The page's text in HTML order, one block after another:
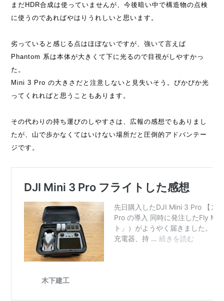
まだHDR合成は使っていませんが、今後暗い中で構造物の点検
に使うのであればやはりうれしいと思います。
劣っていると感じる点はほぼないですが、強いて言えば
Phantom 系は本体が大きくて下に光るので目視がしやすかっ
た。
Mini 3 Pro の大きさだと注意しないと見失いそう。ぴかぴか光
ってくれればと思うこともあります。
その代わりの持ち運びのしやすさは、広報の感想でもありまし
たが、山で歩かなくてはいけない場所だと圧倒的アドバンテー
ジです。